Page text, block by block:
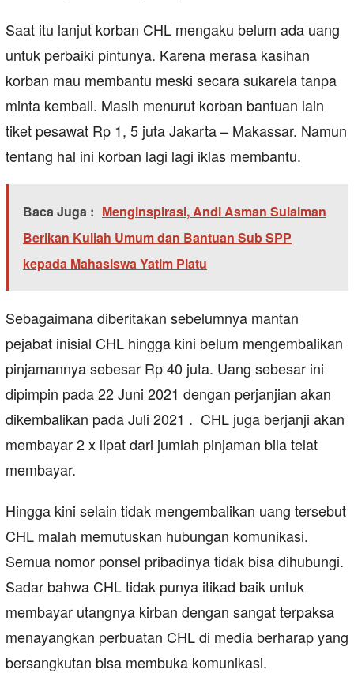
Saat itu lanjut korban CHL mengaku belum ada uang
untuk perbaiki pintunya. Karena merasa kasihan
korban mau membantu meski secara sukarela tanpa
minta kembali. Masih menurut korban bantuan lain
tiket pesawat Rp 1, 5 juta Jakarta – Makassar. Namun
tentang hal ini korban lagi lagi iklas membantu.
Baca Juga : Menginspirasi, Andi Asman Sulaiman
Berikan Kuliah Umum dan Bantuan Sub SPP
kepada Mahasiswa Yatim Piatu
Sebagaimana diberitakan sebelumnya mantan
pejabat inisial CHL hingga kini belum mengembalikan
pinjamannya sebesar Rp 40 juta. Uang sebesar ini
dipimpin pada 22 Juni 2021 dengan perjanjian akan
dikembalikan pada Juli 2021 . CHL juga berjanji akan
membayar 2 x lipat dari jumlah pinjaman bila telat
membayar.
Hingga kini selain tidak mengembalikan uang tersebut
CHL malah memutuskan hubungan komunikasi.
Semua nomor ponsel pribadinya tidak bisa dihubungi.
Sadar bahwa CHL tidak punya itikad baik untuk
membayar utangnya kirban dengan sangat terpaksa
menayangkan perbuatan CHL di media berharap yang
bersangkutan bisa membuka komunikasi.